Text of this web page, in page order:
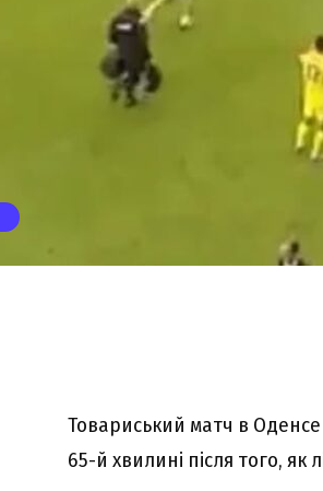
Товариський матч в
65-й хвилині після того, як